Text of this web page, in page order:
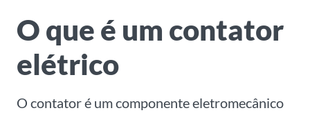
O que é um contator
elétrico
O contator é um componente eletromecânico